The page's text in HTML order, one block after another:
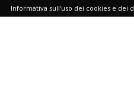
Informativa sull’uso dei cookies e dei